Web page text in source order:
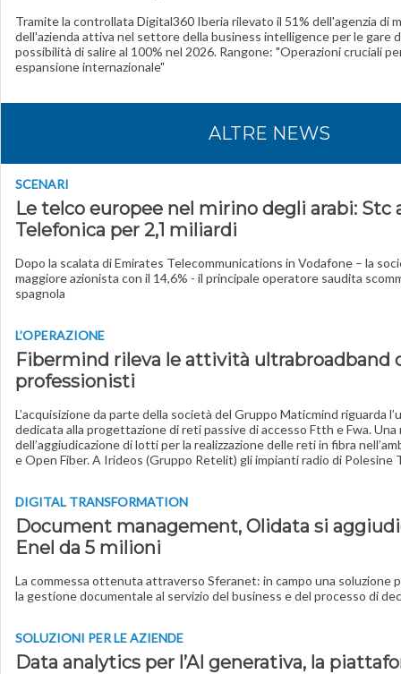
Tramite la controllata Digital360 Iberia rilevato il 51% dell'agenzia di
dell'azienda attiva nel settore della business intelligence per le gare
possibilità di salire al 100% nel 2026. Rangone: "Operazioni cruciali
espansione internazionale"
ALTRE NEWS
SCENARI
Le telco europee nel mirino degli arabi: Stc
Telefonica per 2,1 miliardi
Dopo la scalata di Emirates Telecommunications in Vodafone – la
maggiore azionista con il 14,6% - il principale operatore saudita
spagnola
L’OPERAZIONE
Fibermind rileva le attività ultrabroadband
professionisti
L’acquisizione da parte della società del Gruppo Maticmind riguarda
dedicata alla progettazione di reti passive di accesso Ftth e Fwa. Una
dell’aggiudicazione di lotti per la realizzazione delle reti in fibra
e Open Fiber. A Irideos (Gruppo Retelit) gli impianti radio di Polesine
DIGITAL TRANSFORMATION
Document management, Olidata si
Enel da 5 milioni
La commessa ottenuta attraverso Sferanet: in campo una soluzione
la gestione documentale al servizio del business e del processo di
SOLUZIONI PER LE AZIENDE
Data analytics per l’AI generativa, la